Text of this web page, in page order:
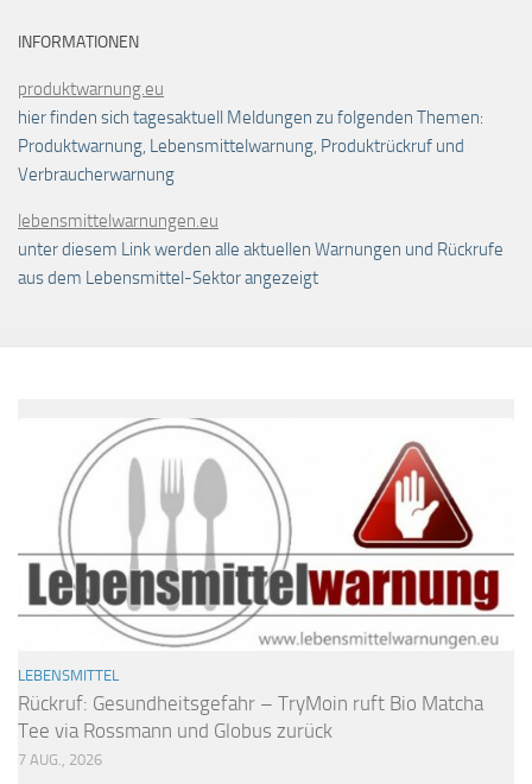
INFORMATIONEN
produktwarnung.eu
hier finden sich tagesaktuell Meldungen zu folgenden Themen:
Produktwarnung, Lebensmittelwarnung, Produktrückruf und
Verbraucherwarnung
lebensmittelwarnungen.eu
unter diesem Link werden alle aktuellen Warnungen und Rückrufe
aus dem Lebensmittel-Sektor angezeigt
LEBENSMITTEL
Rückruf: Gesundheitsgefahr – TryMoin ruft Bio Matcha
Tee via Rossmann und Globus zurück
7 AUG., 2026